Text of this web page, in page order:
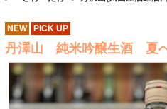
NEW PICK UP
丹澤山 純米吟醸生酒 夏